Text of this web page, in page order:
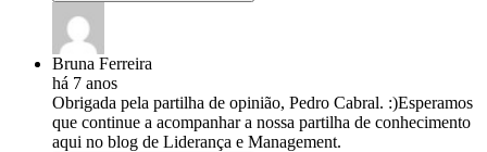
Bruna Ferreira
há 7 anos
Obrigada pela partilha de opinião, Pedro Cabral. :)Esperamos
que continue a acompanhar a nossa partilha de conhecimento
aqui no blog de Liderança e Management.